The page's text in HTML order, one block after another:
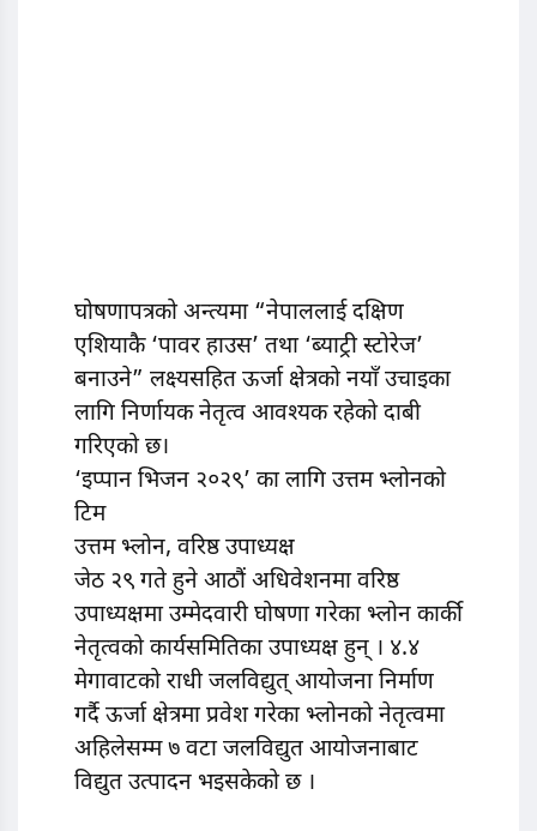
घोषणापत्रको अन्त्यमा “नेपाललाई दक्षिण
एशियाकै ‘पावर हाउस’ तथा ‘ब्याट्री स्टोरेज’
बनाउने” लक्ष्यसहित ऊर्जा क्षेत्रको नयाँ उचाइका
लागि निर्णायक नेतृत्व आवश्यक रहेको दाबी
गरिएको छ।
‘इप्पान भिजन २०२९’ का लागि उत्तम भ्लोनको
टिम
उत्तम भ्लोन, वरिष्ठ उपाध्यक्ष
जेठ २९ गते हुने आठौं अधिवेशनमा वरिष्ठ
उपाध्यक्षमा उम्मेदवारी घोषणा गरेका भ्लोन कार्की
नेतृत्वको कार्यसमितिका उपाध्यक्ष हुन् । ४.४
मेगावाटको राधी जलविद्युत् आयोजना निर्माण
गर्दै ऊर्जा क्षेत्रमा प्रवेश गरेका भ्लोनको नेतृत्वमा
अहिलेसम्म ७ वटा जलविद्युत आयोजनाबाट
विद्युत उत्पादन भइसकेको छ ।